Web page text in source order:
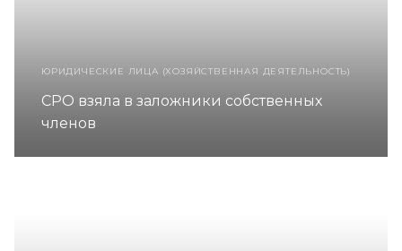
ЮРИДИЧЕСКИЕ ЛИЦА (ХОЗЯЙСТВЕННАЯ ДЕЯТЕЛЬНОСТЬ)
СРО взяла в заложники собственных
членов